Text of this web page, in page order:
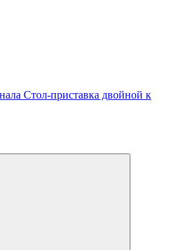
Стол-приставка двойной к